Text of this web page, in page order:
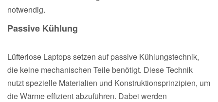
notwendig.
Passive Kühlung
Lüfterlose Laptops setzen auf passive Kühlungstechnik,
die keine mechanischen Teile benötigt. Diese Technik
nutzt spezielle Materialien und Konstruktionsprinzipien, um
die Wärme effizient abzuführen. Dabei werden